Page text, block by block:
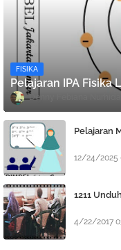
FISIKA
Pelajaran IPA Fisika
Denny Febiana
Pelajaran
12/24/2025
1211
4/22/2017